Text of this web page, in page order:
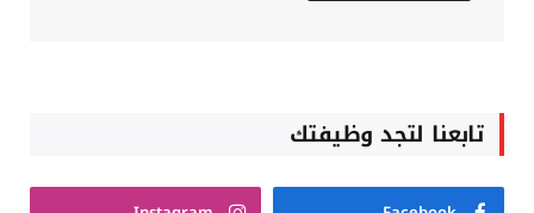
تابعنا لتجد وظيفتك